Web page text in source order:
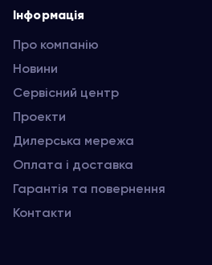
Інформація
Про компанію
Новини
Сервісний центр
Проекти
Дилерська мережа
Оплата і доставка
Гарантія та повернення
Контакти